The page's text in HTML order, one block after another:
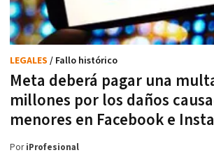
Meta deberá pagar una
millones por los daños
menores en Facebook e
LEGALES / Fallo histórico
PoriProfesional